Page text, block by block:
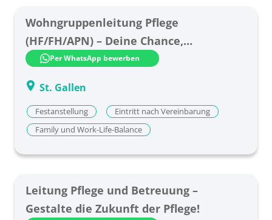
Wohngruppenleitung Pflege
(HF/FH/APN) – Deine Chance,
Verantwortung zu übernehmen!
Per WhatsApp bewerben
St. Gallen
Festanstellung
Eintritt nach Vereinbarung
Family und Work-Life-Balance
Leitung Pflege und Betreuung –
Gestalte die Zukunft der Pflege!
Thurgau
Uri
Zürich